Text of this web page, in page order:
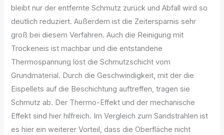
bleibt nur der entfernte Schmutz zurück und Abfall wird so
deutlich reduziert. Außerdem ist die Zeitersparnis sehr
groß bei diesem Verfahren. Auch die Reinigung mit
Trockeneis ist machbar und die entstandene
Thermospannung löst die Schmutzschicht vom
Grundmaterial. Durch die Geschwindigkeit, mit der die
Eispellets auf die Beschichtung auftreffen, tragen sie
Schmutz ab. Der Thermo-Effekt und der mechanische
Effekt sind hier hilfreich. Im Vergleich zum Sandstrahlen ist
es hier ein weiterer Vorteil, dass die Oberfläche nicht